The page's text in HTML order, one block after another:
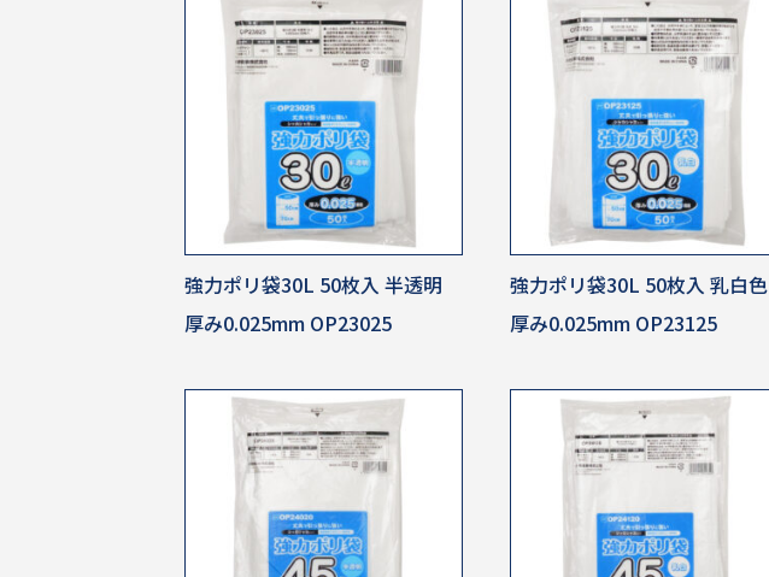
強力ポリ袋30L 50枚入 半透明
厚み0.025mm OP23025
強力ポリ袋30L 50枚入 乳白色
厚み0.025mm OP23125